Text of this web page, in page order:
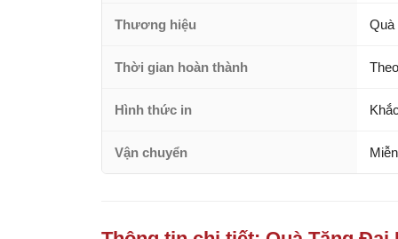
Thương hiệu Quà
Thời gian hoàn thành
Hình thức in
Vận chuyển